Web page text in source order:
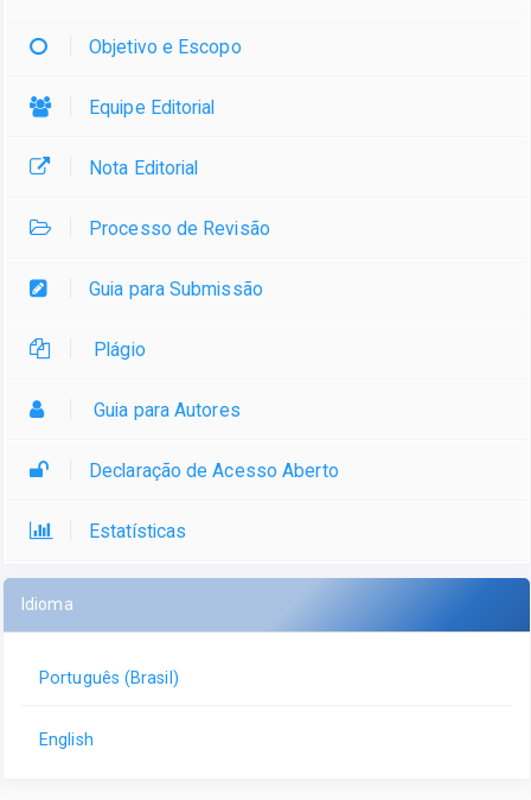
Objetivo e Escopo
Equipe Editorial
Nota Editorial
Processo de Revisão
Guia para Submissão
Plágio
Guia para Autores
Declaração de Acesso Aberto
Estatísticas
Idioma
Português (Brasil)
English